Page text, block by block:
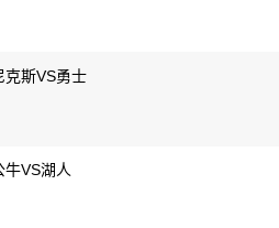
斯VS勇士
VS湖人